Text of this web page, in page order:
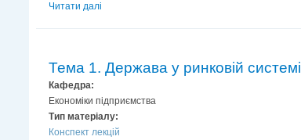
Читати далі
Тема 1. Держава у ринковій системі
Кафедра:
Економіки підприємства
Тип матеріалу:
Конспект лекцій